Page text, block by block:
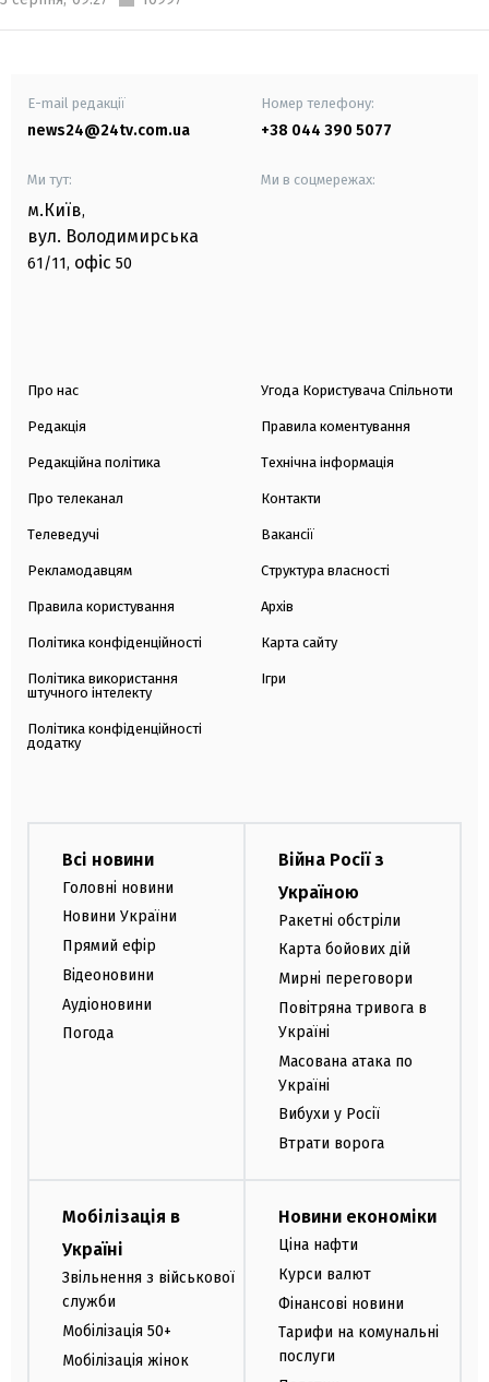
E-mail редакції
news24@24tv.com.ua
Номер телефону:
+38 044 390 5077
Ми тут:
м.Київ,
вул. Володимирська
61/11, офіс 50
Ми в соцмережах:
Про нас
Редакція
Редакційна політика
Про телеканал
Телеведучі
Рекламодавцям
Правила користування
Політика конфіденційності
Політика використання
штучного інтелекту
Політика конфіденційності
додатку
Угода Користувача Спільноти
Правила коментування
Технічна інформація
Контакти
Вакансії
Структура власності
Архів
Карта сайту
Ігри
Всі новини
Головні новини
Новини України
Прямий ефір
Відеоновини
Аудіоновини
Погода
Війна Росії з
Україною
Ракетні обстріли
Карта бойових дій
Мирні переговори
Повітряна тривога в
Україні
Масована атака по
Україні
Вибухи у Росії
Втрати ворога
Мобілізація в
Україні
Звільнення з військової
служби
Мобілізація 50+
Мобілізація жінок
Новини економіки
Ціна нафти
Курси валют
Фінансові новини
Тарифи на комунальні
послуги